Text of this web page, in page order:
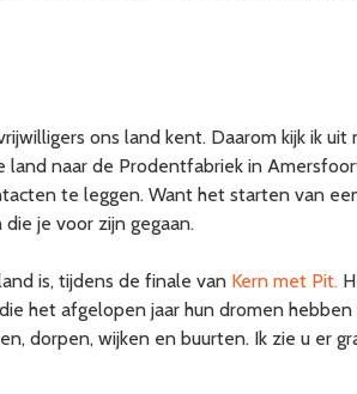
ons land kent. Daarom kijk ik uit
naar de Prodentfabriek in
te leggen. Want het starten van
je voor zijn gegaan.
is, tijdens de finale van Kern met Pit.
het afgelopen jaar hun dromen hebben
dorpen, wijken en buurten. Ik zie u er